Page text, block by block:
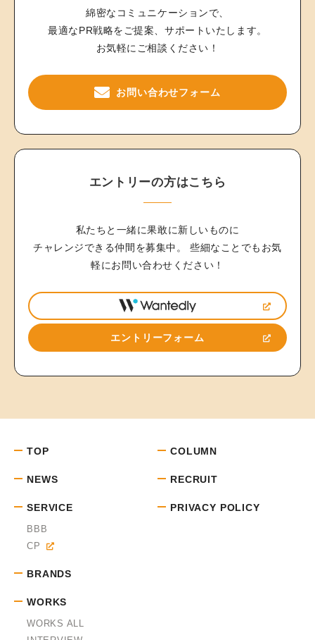
綿密なコミュニケーションで、
最適なPR戦略をご提案、サポートいたします。
お気軽にご相談ください！
お問い合わせフォーム
エントリーの方はこちら
私たちと一緒に果敢に新しいものに
チャレンジできる仲間を募集中。
些細なことでもお気
軽にお問い合わせください！
エントリーフォーム
TOP
NEWS
SERVICE
BBB
CP
BRANDS
WORKS
WORKS ALL
COLUMN
RECRUIT
PRIVACY POLICY